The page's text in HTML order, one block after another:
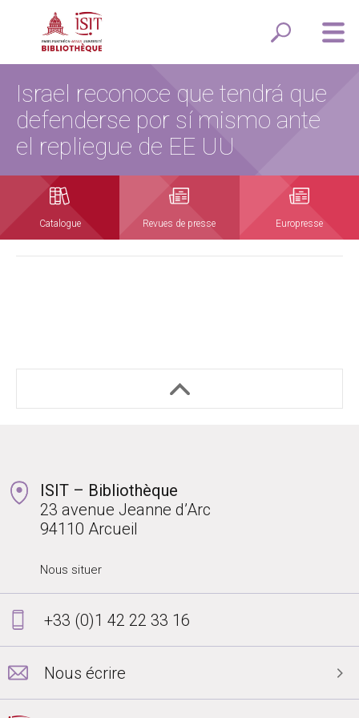
Israel reconoce que tendrá que
defenderse por sí mismo ante
el repliegue de EE UU
Catalogue Revues de presse Europresse
ISIT – Bibliothèque
23 avenue Jeanne d’Arc
94110 Arcueil
Nous situer
+33 (0)1 42 22 33 16
Nous écrire